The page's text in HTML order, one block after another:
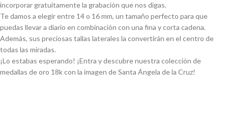
incorporar gratuitamente la grabación que nos digas.
Te damos a elegir entre 14 o 16 mm, un tamaño perfecto para que
puedas llevar a diario en combinación con una fina y corta cadena.
Además, sus preciosas tallas laterales la convertirán en el centro de
todas las miradas.
¡Lo estabas esperando! ¡Entra y descubre nuestra colección de
medallas de oro 18k con la imagen de Santa Ángela de la Cruz!